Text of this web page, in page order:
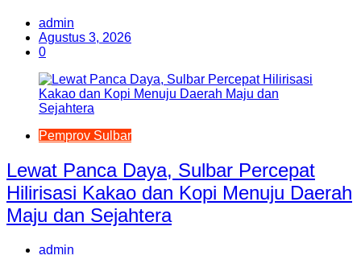
admin
Agustus 3, 2026
0
Pemprov Sulbar
Lewat Panca Daya, Sulbar Percepat
Hilirisasi Kakao dan Kopi Menuju Daerah
Maju dan Sejahtera
admin